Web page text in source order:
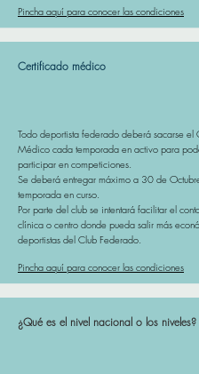
Pincha aquí para conocer las condiciones
Certificado médico
Todo deportista federado deberá sacarse el
Médico cada temporada en activo para
participar en competiciones.
Se deberá entregar máximo a 30 de
temporada en curso.
Por parte del club se intentará facilitar el
clínica o centro donde pueda salir más
deportistas del Club Federado.
Pincha aquí para conocer las condiciones
¿Qué es el nivel nacional o los niveles?